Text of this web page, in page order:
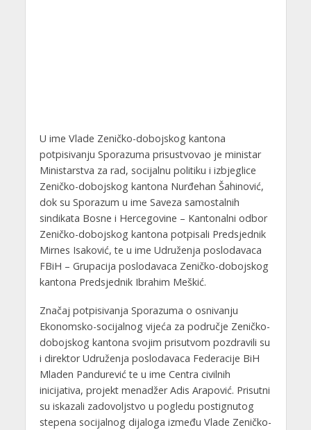
U ime Vlade Zeničko-dobojskog kantona
potpisivanju Sporazuma prisustvovao je ministar
Ministarstva za rad, socijalnu politiku i izbjeglice
Zeničko-dobojskog kantona Nurđehan Šahinović,
dok su Sporazum u ime Saveza samostalnih
sindikata Bosne i Hercegovine – Kantonalni odbor
Zeničko-dobojskog kantona potpisali Predsjednik
Mirnes Isaković, te u ime Udruženja poslodavaca
FBiH – Grupacija poslodavaca Zeničko-dobojskog
kantona Predsjednik Ibrahim Meškić.
Značaj potpisivanja Sporazuma o osnivanju
Ekonomsko-socijalnog vijeća za područje Zeničko-
dobojskog kantona svojim prisutvom pozdravili su
i direktor Udruženja poslodavaca Federacije BiH
Mladen Pandurević te u ime Centra civilnih
inicijativa, projekt menadžer Adis Arapović. Prisutni
su iskazali zadovoljstvo u pogledu postignutog
stepena socijalnog dijaloga između Vlade Zeničko-